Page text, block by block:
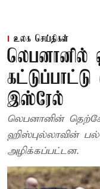
உலக செய்திகள்
லெபனானில்
இஸ்ரேல்
லெபனானின்
ஹிஸ்புல்லாவின்
அழிக்கப்பட்டன.